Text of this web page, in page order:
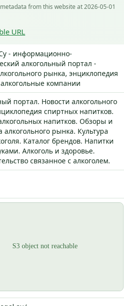
from this website at 2026-05-01
URL
- информационно-
алкогольный портал -
рынка, энциклопедия
алкогольные компании
портал. Новости алкогольного
спиртных напитков.
напитков. Обзоры и
алкогольного рынка. Культура
Каталог брендов. Напитки
Алкоголь и здоровье.
связанное с алкоголем.